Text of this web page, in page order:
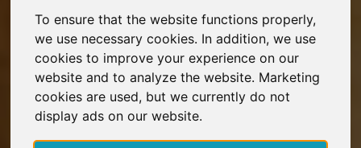
To ensure that the website functions properly,
we use necessary cookies. In addition, we use
cookies to improve your experience on our
website and to analyze the website. Marketing
cookies are used, but we currently do not
display ads on our website.
FAQ
Gratis registreren
Inloggen